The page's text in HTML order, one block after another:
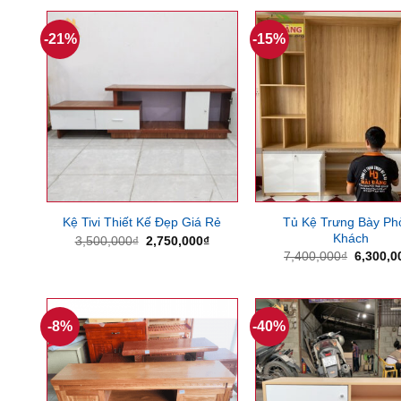
2,650,000₫.
-21%
Kệ Tivi Thiết Kế Đẹp Giá Rẻ
3,500,000₫ Giá
2,750,000₫Giá
-15%
Tủ Kệ Trưng Bày
Khách
7,400,000₫ Giá
-8% -40%